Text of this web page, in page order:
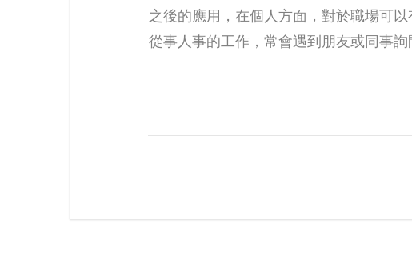
之後的應用，在個人方面，對於職場可
從事人事的工作，常會遇到朋友或同事